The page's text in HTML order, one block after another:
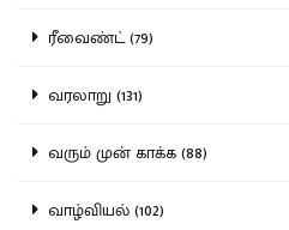
ரீவைண்ட் (79)
வரலாறு (131)
வரும் முன் காக்க (88)
வாழ்வியல் (102)